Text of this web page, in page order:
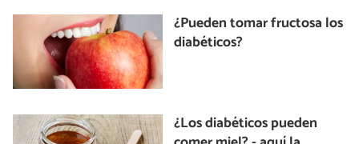
¿Pueden tomar fructosa los
diabéticos?
¿Los diabéticos pueden